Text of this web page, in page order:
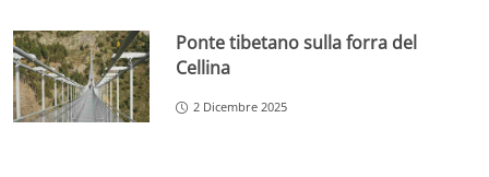
Ponte tibetano sulla forra del
Cellina
2 Dicembre 2025